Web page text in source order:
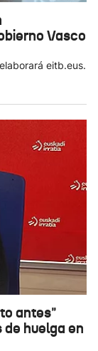
Vasco
eitb.eus.
antes"
huelga en